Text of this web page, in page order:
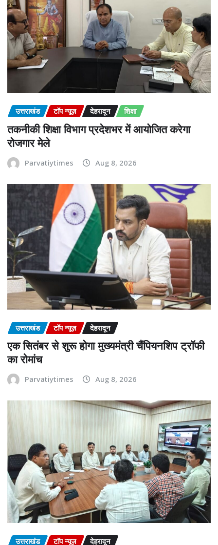
उत्तराखंड टॉप न्यूज़ देहरादून शिक्षा
तकनीकी शिक्षा विभाग प्रदेशभर में आयोजित करेगा
रोजगार मेले
Parvatiytimes Aug 8, 2026
उत्तराखंड टॉप न्यूज़ देहरादून
एक सितंबर से शुरू होगा मुख्यमंत्री चैंपियनशिप ट्रॉफी
का रोमांच
Parvatiytimes Aug 8, 2026
उत्तराखंड टॉप न्यूज़ देहरादून